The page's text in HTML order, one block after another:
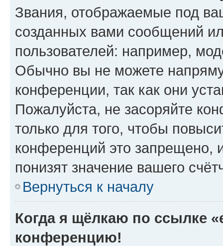
Звания, отображаемые под
созданных вами сообщений
пользователей: например,
Обычно вы не можете
конференции, так как они
Пожалуйста, не засоряйте
только для того, чтобы
конференций это запрещено,
понизят значение вашего
Вернуться к началу
Когда я щёлкаю по ссылке
конференцию!